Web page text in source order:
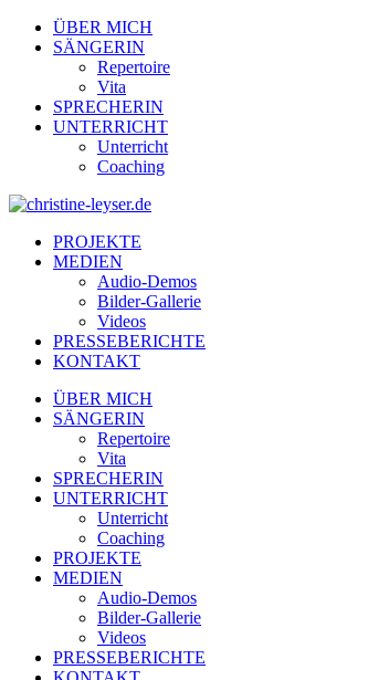
ÜBER MICH
SÄNGERIN
Repertoire
Vita
SPRECHERIN
UNTERRICHT
Unterricht
Coaching
PROJEKTE
MEDIEN
Audio-Demos
Bilder-Gallerie
Videos
PRESSEBERICHTE
KONTAKT
ÜBER MICH
SÄNGERIN
Repertoire
Vita
SPRECHERIN
UNTERRICHT
Unterricht
Coaching
PROJEKTE
MEDIEN
Audio-Demos
Bilder-Gallerie
Videos
PRESSEBERICHTE